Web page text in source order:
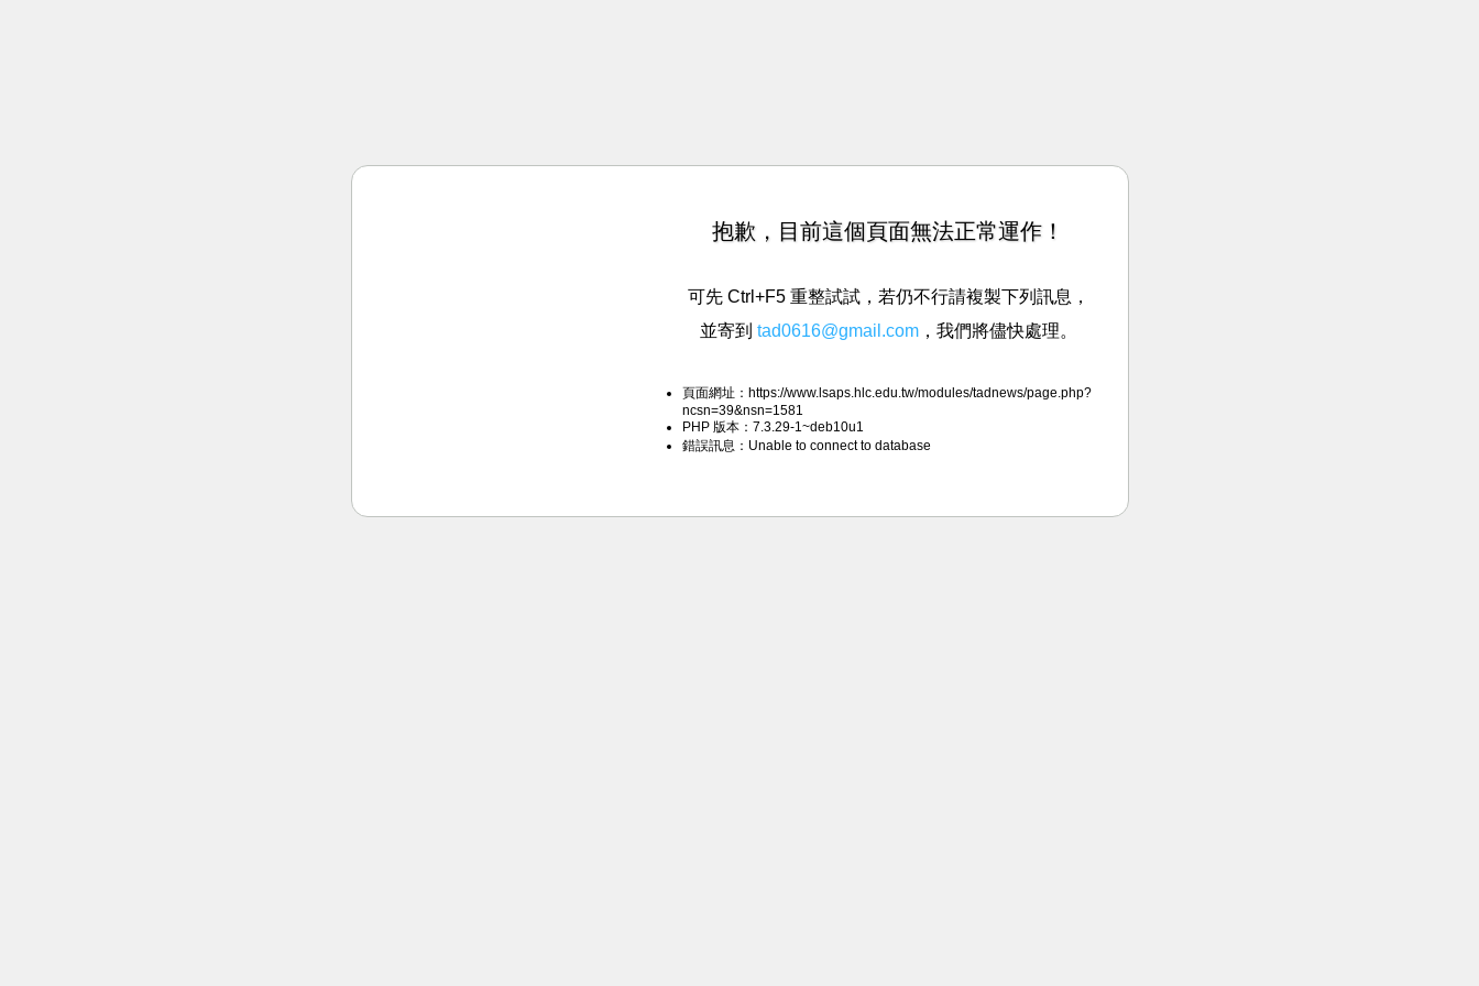
抱歉，目前這個頁面無法正常運作！
可先 Ctrl+F5 重整試試，若仍不行請複製下列訊息，
並寄到 tad0616@gmail.com，我們將儘快處理。
頁面網址：https://www.lsaps.hlc.edu.tw/modules/tadnews/page.php?
ncsn=39&nsn=1581
PHP 版本：7.3.29-1~deb10u1
錯誤訊息：Unable to connect to database